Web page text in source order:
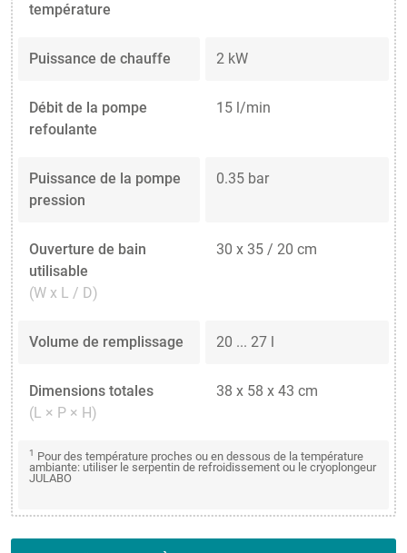
température
Puissance de chauffe 2 kW
Débit de la pompe
refoulante
15 l/min
Puissance de la pompe
pression
0.35 bar
Ouverture de bain
utilisable
(W x L / D)
30 x 35 / 20 cm
Volume de remplissage 20 ... 27 l
Dimensions totales
(L × P × H)
38 x 58 x 43 cm
1 Pour des température proches ou en dessous de la température
ambiante: utiliser le serpentin de refroidissement ou le cryoplongeur
JULABO